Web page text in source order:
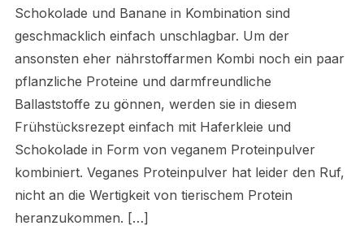
Schokolade und Banane in Kombination sind
geschmacklich einfach unschlagbar. Um der
ansonsten eher nährstoffarmen Kombi noch ein paar
pflanzliche Proteine und darmfreundliche
Ballaststoffe zu gönnen, werden sie in diesem
Frühstücksrezept einfach mit Haferkleie und
Schokolade in Form von veganem Proteinpulver
kombiniert. Veganes Proteinpulver hat leider den Ruf,
nicht an die Wertigkeit von tierischem Protein
heranzukommen. […]